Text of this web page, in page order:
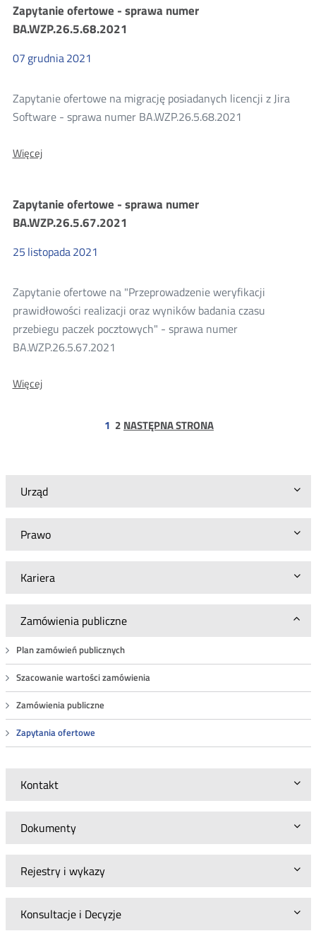
Urząd
Prawo
Kariera
Zamówienia publiczne
Plan zamówień publicznych
Szacowanie wartości zamówienia
Zamówienia publiczne
Zapytania ofertowe
Kontakt
Dokumenty
Rejestry i wykazy
Konsultacje i Decyzje
sprawy
BA.WZP.26.5.69.2021
Zapytanie ofertowe - sprawa numer
BA.WZP.26.5.68.2021
07 grudnia2021
Zapytanie ofertowe na migrację posiadanych licencji z Jira
Software - sprawa numer BA.WZP.26.5.68.2021
WięcejO:
sprawa
numer
BA.WZP.26.5.68.2021
Zapytanie ofertowe - sprawa numer
BA.WZP.26.5.67.2021
25 listopada2021
Zapytanie ofertowe na "Przeprowadzenie weryfikacji
prawidłowości realizacji oraz wyników badania czasu
przebiegu paczek pocztowych" - sprawa numer
BA.WZP.26.5.67.2021
WięcejO:
1 strona
2 NASTĘPNA STRONA